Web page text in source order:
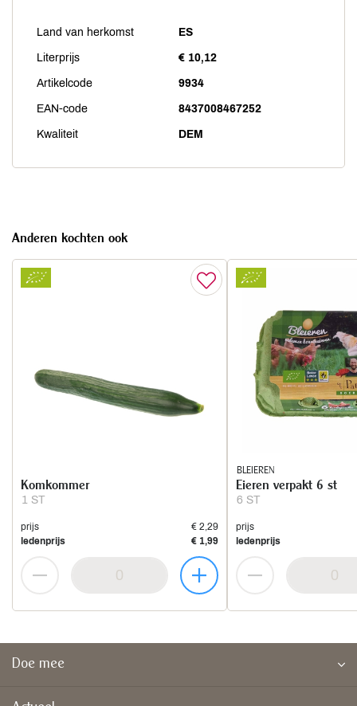
Land van herkomst ES
Literprijs € 10,12
Artikelcode 9934
EAN-code 8437008467252
Kwaliteit DEM
Anderen kochten ook
1 ST
Komkommer
prijs
€ 2,29
ledenprijs
€ 1,99
BLEIEREN
6 ST
Eieren verpakt 6 st
prijs
ledenprijs
Doe mee